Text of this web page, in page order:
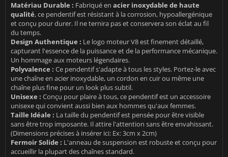
Matériau Durable : Fabriqué en acier inoxydable de haute
qualité, ce pendentif est résistant à la corrosion, hypoallergénique
et conçu pour durer. Il ne ternira pas et conservera son éclat au fil
du temps.
Design Authentique : Le logo moteur V8 est finement détaillé,
capturant l'essence de la puissance et de la performance mécanique.
Un hommage aux moteurs légendaires.
Polyvalence : Ce pendentif s'adapte à tous les styles. Portez-le avec
une chaîne en acier inoxydable, un cordon en cuir ou même une
chaîne plus fine pour un look plus subtil.
Unisexe : Conçu pour plaire à tous, ce pendentif est un accessoire
unisexe qui convient aussi bien aux hommes qu'aux femmes.
Taille Idéale : La taille du pendentif est pensée pour être visible
sans être trop imposante. Il attire l'attention sans être envahissant.
(Dimensions précises à insérer ici: Ex: 3cm x 2cm)
Fermoir Solide : L'anneau de suspension est robuste et conçu pour
accueillir la plupart des chaînes standard.